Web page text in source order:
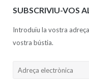
SUBSCRIVIU-VOS
Introduïu la vostra
vostra bústia.
Adreça